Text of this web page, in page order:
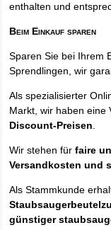
enthalten und
Beim Einkauf sparen
Sparen Sie bei Ihrem
Sprendlingen, wir
Als spezialisierter
Markt, wir haben eine
Discount-Preisen.
Wir stehen fürfaire
Versandkosten und
Als Stammkunde
günstiger